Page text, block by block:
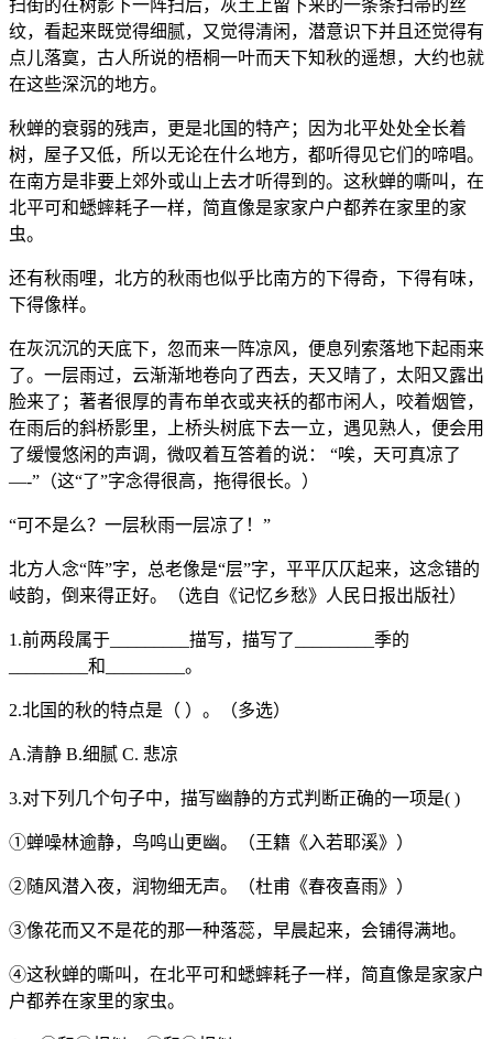
扫街的在树影下一阵扫后，灰土上留下来的一条条扫帚的丝
纹，看起来既觉得细腻，又觉得清闲，潜意识下并且还觉得有
点儿落寞，古人所说的梧桐一叶而天下知秋的遥想，大约也就
在这些深沉的地方。
秋蝉的衰弱的残声，更是北国的特产；因为北平处处全长着
树，屋子又低，所以无论在什么地方，都听得见它们的啼唱。
在南方是非要上郊外或山上去才听得到的。这秋蝉的嘶叫，在
北平可和蟋蟀耗子一样，简直像是家家户户都养在家里的家
虫。
还有秋雨哩，北方的秋雨也似乎比南方的下得奇，下得有味，
下得像样。
在灰沉沉的天底下，忽而来一阵凉风，便息列索落地下起雨来
了。一层雨过，云渐渐地卷向了西去，天又晴了，太阳又露出
脸来了；著者很厚的青布单衣或夹袄的都市闲人，咬着烟管，
在雨后的斜桥影里，上桥头树底下去一立，遇见熟人，便会用
了缓慢悠闲的声调，微叹着互答着的说： “唉，天可真凉了
—-”（这“了”字念得很高，拖得很长。）
“可不是么？一层秋雨一层凉了！”
北方人念“阵”字，总老像是“层”字，平平仄仄起来，这念错的
岐韵，倒来得正好。（选自《记忆乡愁》人民日报出版社）
1.前两段属于_________描写，描写了_________季的
_________和_________。
2.北国的秋的特点是（ ）。（多选）
A.清静 B.细腻 C. 悲凉
3.对下列几个句子中，描写幽静的方式判断正确的一项是( )
①蝉噪林逾静，鸟鸣山更幽。（王籍《入若耶溪》）
②随风潜入夜，润物细无声。（杜甫《春夜喜雨》）
③像花而又不是花的那一种落蕊，早晨起来，会铺得满地。
④这秋蝉的嘶叫，在北平可和蟋蟀耗子一样，简直像是家家户
户都养在家里的家虫。